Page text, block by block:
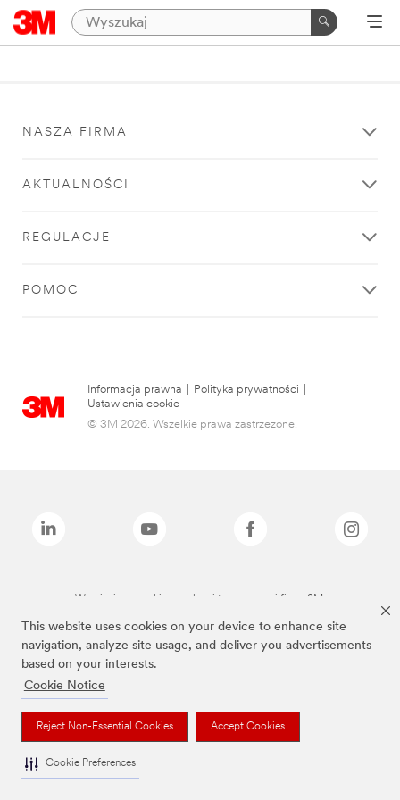
This website uses cookies on your device to enhance site
navigation, analyze site usage, and deliver you advertisements
based on your interests.
Cookie Notice
Reject Non-Essential Cookies Accept Cookies
Cookie Preferences
NASZA FIRMA
AKTUALNOŚCI
REGULACJE
POMOC
Informacja prawna Polityka prywatności
Ustawienia cookie
© 3M 2026. Wszelkie prawa zastrzeżone.
Wymienione marki są znakami towarowymi firmy 3M.